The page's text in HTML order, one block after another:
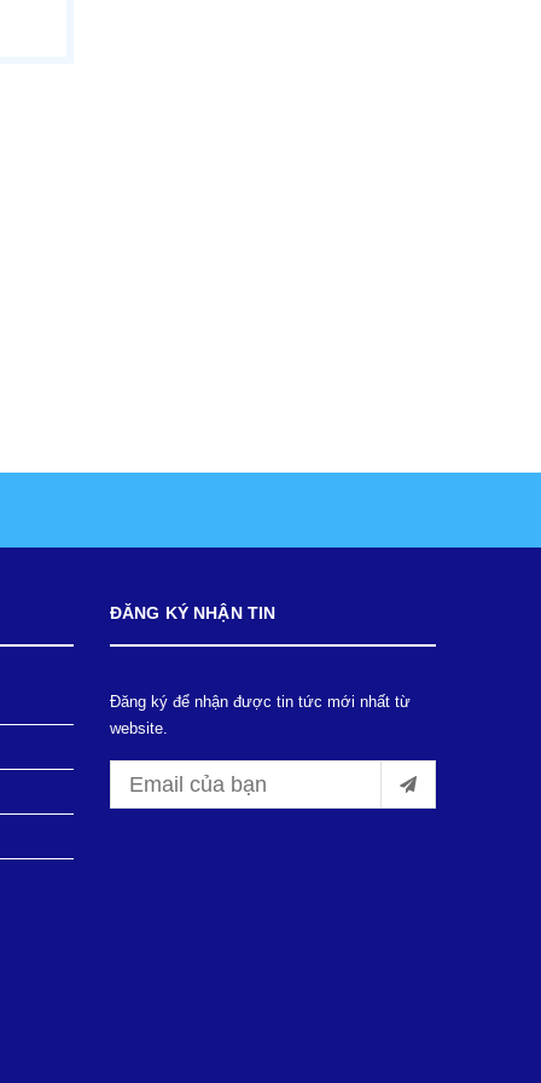
ĐĂNG KÝ NHẬN TIN
Đăng ký để nhận được tin tức mới nhất từ
website.